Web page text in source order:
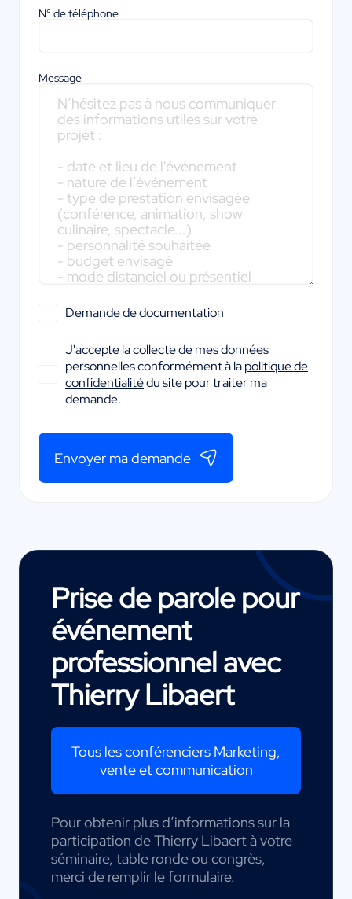
N° de téléphone
Message
Demande de documentation
J'accepte la collecte de mes données
personnelles conformément à lapolitique de
confidentialitédu site pour traiter ma
demande.
Envoyer ma demande
Prise de parole pour
événement
professionnel avec
Thierry Libaert
Tous les conférenciers Marketing,
vente et communication
Pour obtenir plus d’informations sur la
participation de Thierry Libaert à votre
séminaire, table ronde ou congrès,
merci de remplir le formulaire.